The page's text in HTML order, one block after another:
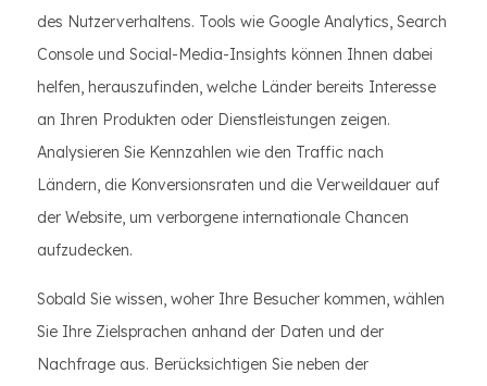
des Nutzerverhaltens. Tools wie Google Analytics, Search
Console und Social-Media-Insights können Ihnen dabei
helfen, herauszufinden, welche Länder bereits Interesse
an Ihren Produkten oder Dienstleistungen zeigen.
Analysieren Sie Kennzahlen wie den Traffic nach
Ländern, die Konversionsraten und die Verweildauer auf
der Website, um verborgene internationale Chancen
aufzudecken.
Sobald Sie wissen, woher Ihre Besucher kommen, wählen
Sie Ihre Zielsprachen anhand der Daten und der
Nachfrage aus. Berücksichtigen Sie neben der